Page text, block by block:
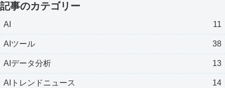
記事のカテゴリー
AI 11
AIツール 38
AIデータ分析 13
AIトレンドニュース 14